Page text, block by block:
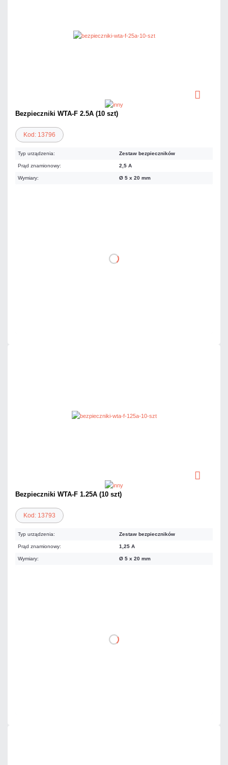
Bezpieczniki WTA-F 2.5A (10 szt)
Kod: 13796
Typ urządzenia: Zestaw bezpieczników
Prąd znamionowy: 2,5 A
Wymiary: Ø 5 x 20 mm
DO KOSZYKA
Bezpieczniki WTA-F 1.25A (10 szt)
Kod: 13793
Typ urządzenia: Zestaw bezpieczników
Prąd znamionowy: 1,25 A
Wymiary: Ø 5 x 20 mm
DO KOSZYKA